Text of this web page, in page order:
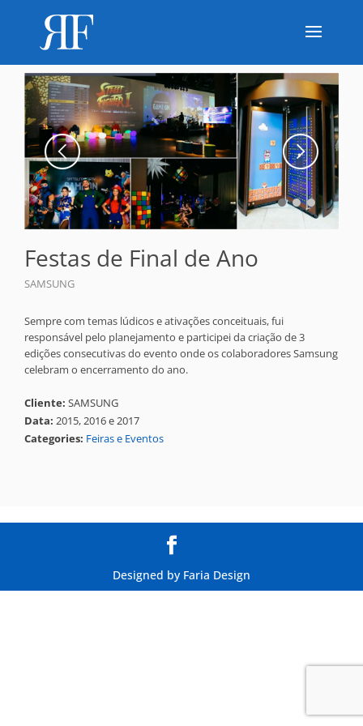
Festas de Final de Ano
SAMSUNG
Sempre com temas lúdicos e ativações conceituais, fui
responsável pelo planejamento e participei da criação de 3
edições consecutivas do evento onde os colaboradores Samsung
celebram o encerramento do ano.
Cliente: SAMSUNG
Data: 2015, 2016 e 2017
Categories: Feiras e Eventos
Designed by Faria Design